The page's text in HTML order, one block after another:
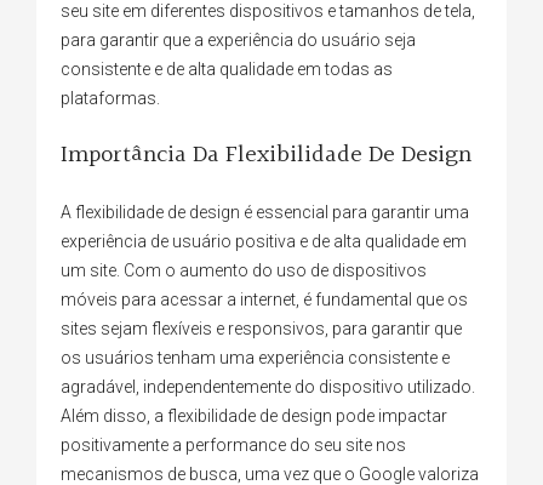
seu site em diferentes dispositivos e tamanhos de tela,
para garantir que a experiência do usuário seja
consistente e de alta qualidade em todas as
plataformas.
Importância Da Flexibilidade De Design
A flexibilidade de design é essencial para garantir uma
experiência de usuário positiva e de alta qualidade em
um site. Com o aumento do uso de dispositivos
móveis para acessar a internet, é fundamental que os
sites sejam flexíveis e responsivos, para garantir que
os usuários tenham uma experiência consistente e
agradável, independentemente do dispositivo utilizado.
Além disso, a flexibilidade de design pode impactar
positivamente a performance do seu site nos
mecanismos de busca, uma vez que o Google valoriza